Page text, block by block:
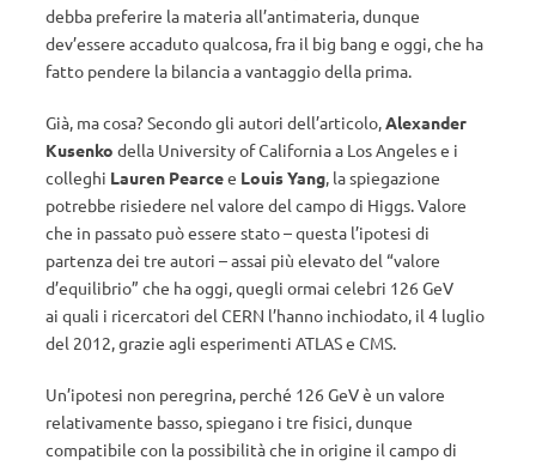
debba preferire la materia all’antimateria, dunque
dev’essere accaduto qualcosa, fra il big bang e oggi, che ha
fatto pendere la bilancia a vantaggio della prima.
Già, ma cosa? Secondo gli autori dell’articolo,Alexander
Kusenko della University of California a Los Angeles e i
colleghi Lauren Pearcee Louis Yang, la spiegazione
potrebbe risiedere nel valore del campo di Higgs. Valore
che in passato può essere stato – questa l’ipotesi di
partenza dei tre autori – assai più elevato del “valore
d’equilibrio” che ha oggi, quegli ormai celebri 126 GeV
ai quali i ricercatori del CERN l’hanno inchiodato, il 4 luglio
del 2012, grazie agli esperimenti ATLAS e CMS.
Un’ipotesi non peregrina, perché 126 GeV è un valore
relativamente basso, spiegano i tre fisici, dunque
compatibile con la possibilità che in origine il campo di